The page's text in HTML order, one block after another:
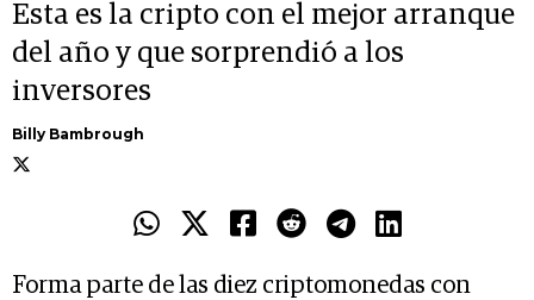
Esta es la cripto con el mejor arranque
del año y que sorprendió a los
inversores
Billy Bambrough
Forma parte de las diez criptomonedas con